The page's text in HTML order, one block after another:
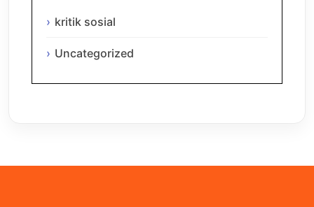
kritik sosial
Uncategorized